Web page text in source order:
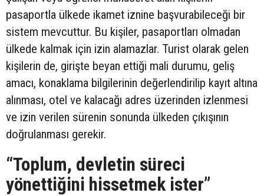
pasaportla ülkede ikamet iznine başvurabileceği bir
sistem mevcuttur. Bu kişiler, pasaportları olmadan
ülkede kalmak için izin alamazlar. Turist olarak gelen
kişilerin de, girişte beyan ettiği mali durumu, geliş
amacı, konaklama bilgilerinin değerlendirilip kayıt altına
alınması, otel ve kalacağı adres üzerinden izlenmesi
ve izin verilen sürenin sonunda ülkeden çıkışının
doğrulanması gerekir.
“Toplum, devletin süreci
yönettiğini hissetmek ister”